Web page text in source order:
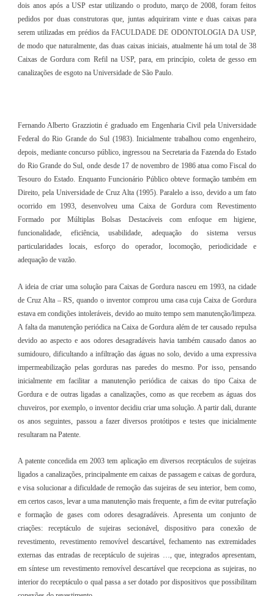
dois anos após a USP estar utilizando o produto, março de 2008, foram feitos
pedidos por duas construtoras que, juntas adquiriram vinte e duas caixas para
serem utilizadas em prédios da FACULDADE DE ODONTOLOGIA DA USP,
de modo que naturalmente, das duas caixas iniciais, atualmente há um total de 38
Caixas de Gordura com Refil na USP, para, em princípio, coleta de gesso em
canalizações de esgoto na Universidade de São Paulo.
Fernando Alberto Grazziotin é graduado em Engenharia Civil pela Universidade
Federal do Rio Grande do Sul (1983). Inicialmente trabalhou como engenheiro,
depois, mediante concurso público, ingressou na Secretaria da Fazenda do Estado
do Rio Grande do Sul, onde desde 17 de novembro de 1986 atua como Fiscal do
Tesouro do Estado. Enquanto Funcionário Público obteve formação também em
Direito, pela Universidade de Cruz Alta (1995). Paralelo a isso, devido a um fato
ocorrido em 1993, desenvolveu uma Caixa de Gordura com Revestimento
Formado por Múltiplas Bolsas Destacáveis com enfoque em higiene,
funcionalidade, eficiência, usabilidade, adequação do sistema versus
particularidades locais, esforço do operador, locomoção, periodicidade e
adequação de vazão.
A ideia de criar uma solução para Caixas de Gordura nasceu em 1993, na cidade
de Cruz Alta – RS, quando o inventor comprou uma casa cuja Caixa de Gordura
estava em condições intoleráveis, devido ao muito tempo sem manutenção/limpeza.
A falta da manutenção periódica na Caixa de Gordura além de ter causado repulsa
devido ao aspecto e aos odores desagradáveis havia também causado danos ao
sumidouro, dificultando a infiltração das águas no solo, devido a uma expressiva
impermeabilização pelas gorduras nas paredes do mesmo. Por isso, pensando
inicialmente em facilitar a manutenção periódica de caixas do tipo Caixa de
Gordura e de outras ligadas a canalizações, como as que recebem as águas dos
chuveiros, por exemplo, o inventor decidiu criar uma solução. A partir dali, durante
os anos seguintes, passou a fazer diversos protótipos e testes que inicialmente
resultaram na Patente.
A patente concedida em 2003 tem aplicação em diversos receptáculos de sujeiras
ligados a canalizações, principalmente em caixas de passagem e caixas de gordura,
e visa solucionar a dificuldade de remoção das sujeiras de seu interior, bem como,
em certos casos, levar a uma manutenção mais frequente, a fim de evitar putrefação
e formação de gases com odores desagradáveis. Apresenta um conjunto de
criações: receptáculo de sujeiras secionável, dispositivo para conexão de
revestimento, revestimento removível descartável, fechamento nas extremidades
externas das entradas de receptáculo de sujeiras …, que, integrados apresentam,
em síntese um revestimento removível descartável que recepciona as sujeiras, no
interior do receptáculo o qual passa a ser dotado por dispositivos que possibilitam